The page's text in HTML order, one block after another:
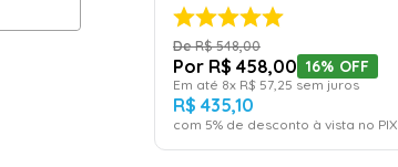
R$ 548,00
R$ 458,00 16% OFF
Em até 8x R$ 57 25 sem juros
R$ 435,10
com 5% de desconto à vista no PIX